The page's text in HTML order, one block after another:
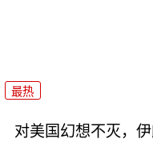
最热
对美国幻想不灭，